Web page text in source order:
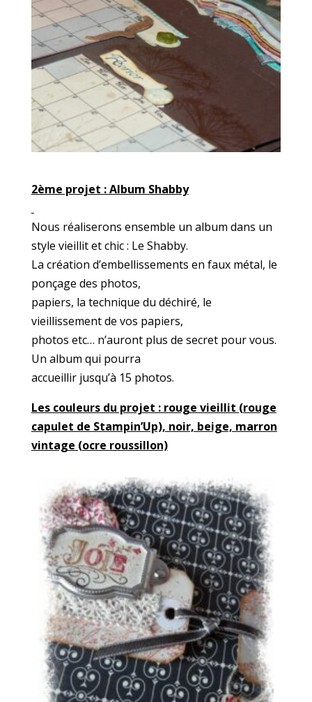
2ème projet : Album Shabby
Nous réaliserons ensemble un album dans un
style vieillit et chic : Le Shabby.
La création d’embellissements en faux métal, le
ponçage des photos,
papiers, la technique du déchiré, le
vieillissement de vos papiers,
photos etc… n’auront plus de secret pour vous.
Un album qui pourra
accueillir jusqu’à 15 photos.
Les couleurs du projet : rouge vieillit (rouge
capulet de Stampin’Up), noir, beige, marron
vintage (ocre roussillon)